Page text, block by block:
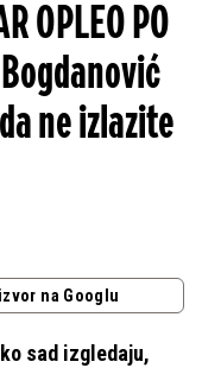
OPLEO PO
Bogdanović
ne izlazite
na Googlu
sad izgledaju,